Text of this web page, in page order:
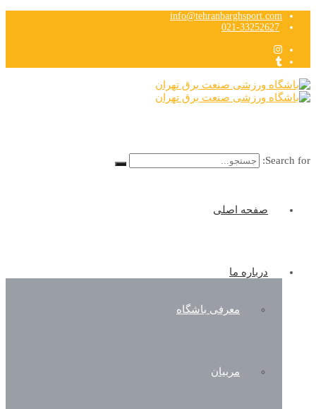
info@tehranbarghsport.com
021-33252627
Search for:
صفحه اصلی
درباره ما
معرفی باشگاه
مربیان